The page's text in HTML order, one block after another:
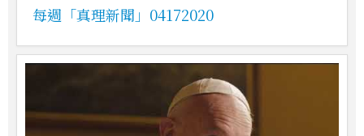
每週「真理新聞」04172020